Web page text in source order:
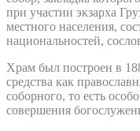
при участии экзарха
местного населения,
национальностей,
Храм был построен в
средства как
соборного, то есть
совершения